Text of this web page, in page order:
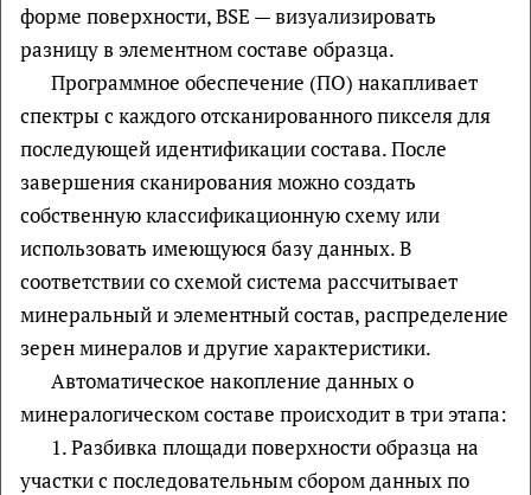
форме поверхности, BSE — визуализировать
разницу в элементном составе образца.
Программное обеспечение (ПО) накапливает
спектры с каждого отсканированного пикселя для
последующей идентификации состава. После
завершения сканирования можно создать
собственную классификационную схему или
использовать имеющуюся базу данных. В
соответствии со схемой система рассчитывает
минеральный и элементный состав, распределение
зерен минералов и другие характеристики.
Автоматическое накопление данных о
минералогическом составе происходит в три этапа:
1. Разбивка площади поверхности образца на
участки с последовательным сбором данных по